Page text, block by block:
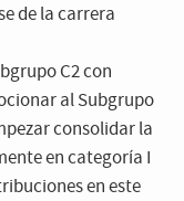
de la carrera
C2 con
al Subgrupo
consolidar la
en categoría I
en este